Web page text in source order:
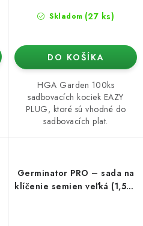
Skladom (27 ks)
DO KOŠÍKA
HGA Garden 100ks
sadbovacích kociek EAZY
PLUG, ktoré sú vhodné do
sadbovacích plat.
Germinator PRO – sada na
klíčenie semien veľká (1,5x9